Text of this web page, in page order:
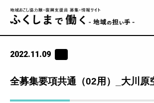
2022.11.09
全募集要項共通（02用）_大川原